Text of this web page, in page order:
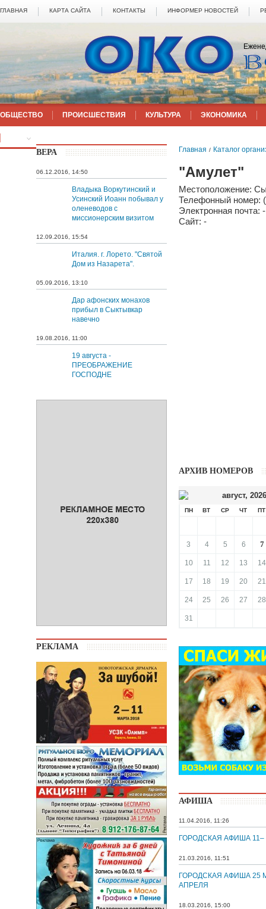
ГЛАВНАЯ КАРТА САЙТА КОНТАКТЫ ИНФОРМЕР НОВОСТЕЙ
ОБЩЕСТВО ПРОИСШЕСТВИЯ КУЛЬТУРА ЭКОНОМИКА
ВЕРА
06.12.2016, 14:50
Владыка Воркутинский и
Усинский Иоанн побывал у
оленеводов с
миссионерским визитом
12.09.2016, 15:54
Италия. г. Лорето. "Святой
Дом из Назарета".
05.09.2016, 13:10
Дар афонских монахов
прибыл в Сыктывкар
навечно
19.08.2016, 11:00
19 августа -
ПРЕОБРАЖЕНИЕ
ГОСПОДНЕ
РЕКЛАМА
Главная / Каталог
"Амулет"
Местоположение:
Телефонный номер:
Электронная почта: -
Сайт: -
АРХИВ НОМЕРОВ
август, 2026
ПН ВТ СР ЧТ ПТ
3 4 5 6 7
10 11 12 13 14
17 18 19 20 21
24 25 26 27 28
31
АФИША
11.04.2016, 11:26
ГОРОДСКАЯ АФИША 11–
21.03.2016, 11:51
ГОРОДСКАЯ АФИША 25
АПРЕЛЯ
18.03.2016, 15:00